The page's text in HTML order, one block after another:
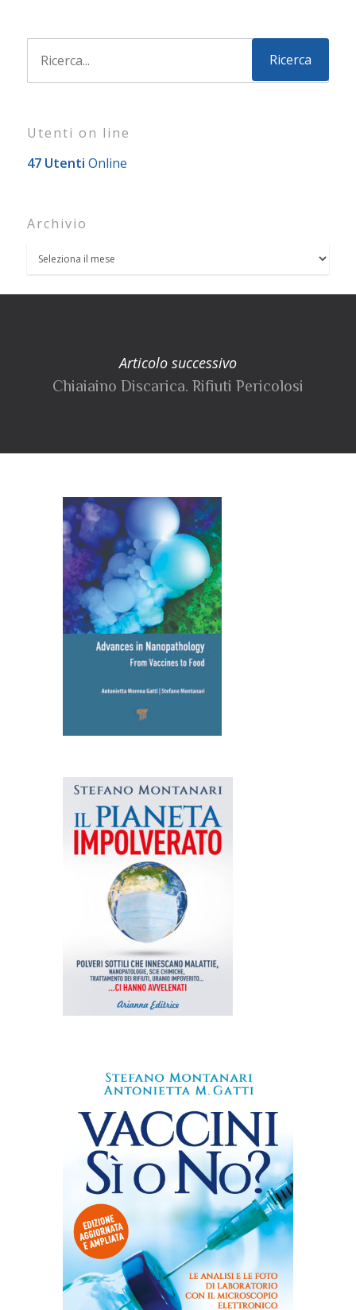
Utenti on line
47 Utenti Online
Archivio
Articolo successivo
Chiaiaino Discarica. Rifiuti Pericolosi